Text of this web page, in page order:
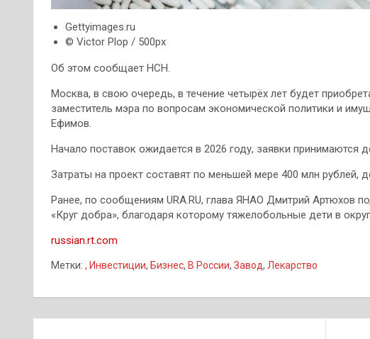
Gettyimages.ru
© Victor Plop / 500px
Об этом сообщает НСН.
Москва, в свою очередь, в течение четырёх лет будет
заместитель мэра по вопросам экономической политики и
Ефимов.
Начало поставок ожидается в 2026 году, заявки принимаются
Затраты на проект составят по меньшей мере 400 млн рублей,
Ранее, по сообщениям URA.RU, глава ЯНАО Дмитрий Артюхов
«Круг добра», благодаря которому тяжелобольные дети в
russian.rt.com
Метки: , Инвестиции, Бизнес, В России, Завод, Лекарство